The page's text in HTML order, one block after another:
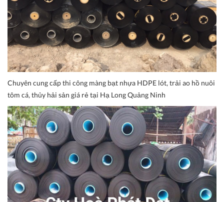
Chuyên cung cấp thi công màng bạt nhựa HDPE lót, trải ao hồ nuôi
tôm cá, thủy hải sản giá rẻ tại Hạ Long Quảng Ninh